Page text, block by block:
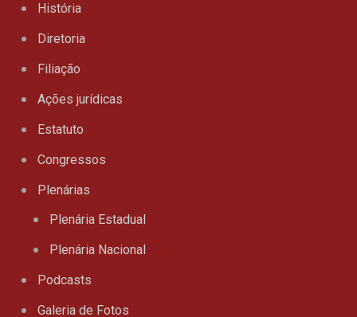
História
Diretoria
Filiação
Ações jurídicas
Estatuto
Congressos
Plenárias
Plenária Estadual
Plenária Nacional
Podcasts
Galeria de Fotos